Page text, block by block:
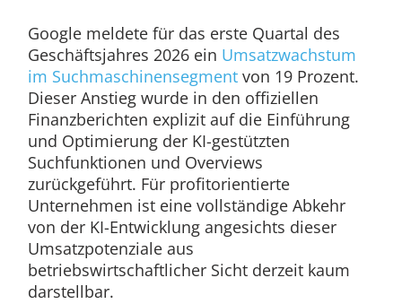
Google meldete für das erste Quartal des
Geschäftsjahres 2026 ein Umsatzwachstum
im Suchmaschinensegmentvon 19 Prozent.
Dieser Anstieg wurde in den offiziellen
Finanzberichten explizit auf die Einführung
und Optimierung der KI-gestützten
Suchfunktionen und Overviews
zurückgeführt. Für profitorientierte
Unternehmen ist eine vollständige Abkehr
von der KI-Entwicklung angesichts dieser
Umsatzpotenziale aus
betriebswirtschaftlicher Sicht derzeit kaum
darstellbar.